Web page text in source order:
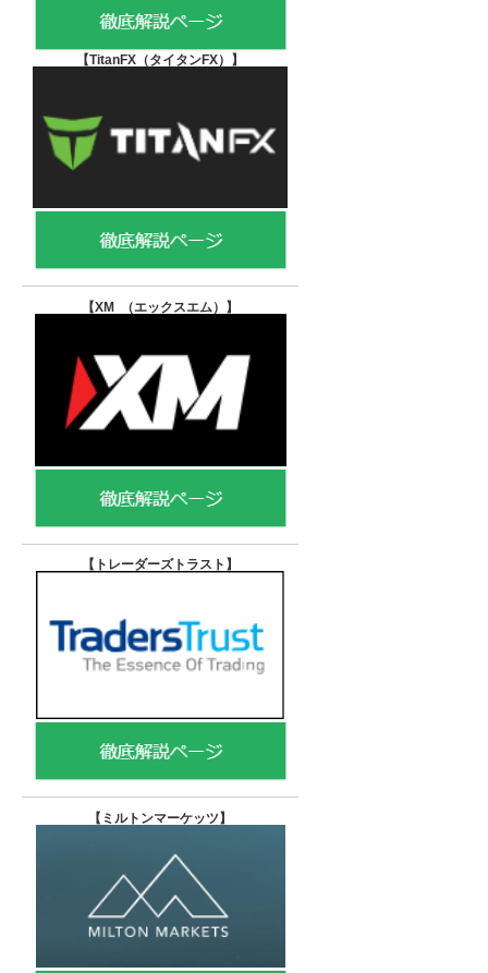
【TitanFX（タイタンFX） 】
【XM （エックスエム） 】
【トレーダーズトラスト 】
【 ミルトンマーケッツ】